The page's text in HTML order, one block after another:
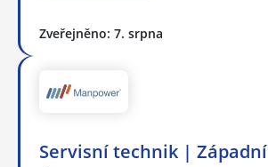
Zveřejněno: 7. srpna
Servisní technik | Západní